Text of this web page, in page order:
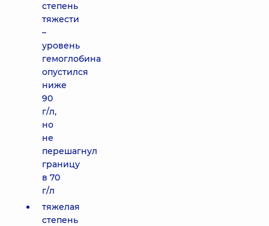
степень
тяжести
–
уровень
гемоглобина
опустился
ниже
90
г/л,
но
не
перешагнул
границу
в 70
г/л
тяжелая
степень